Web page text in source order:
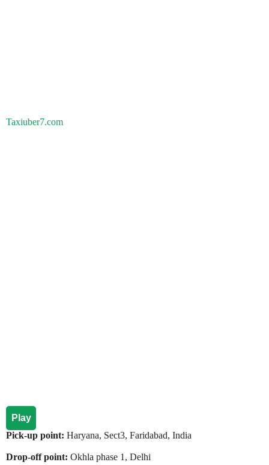
Taxiuber7.com
Play
Pick-up point: Haryana, Sect3, Faridabad, India
Drop-off point: Okhla phase 1, Delhi